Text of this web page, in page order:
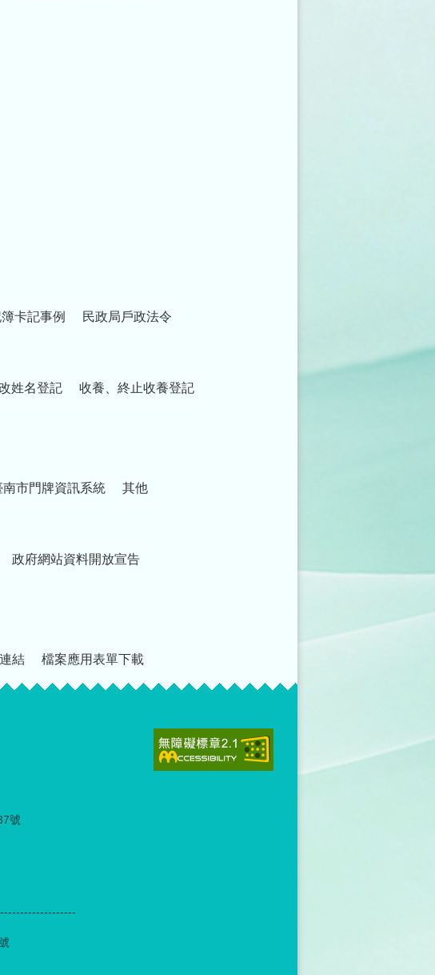
卡記事例 民政局戶政法令
姓名登記 收養、終止收養登記
南市門牌資訊系統 其他
政府網站資料開放宣告
結 檔案應用表單下載
號